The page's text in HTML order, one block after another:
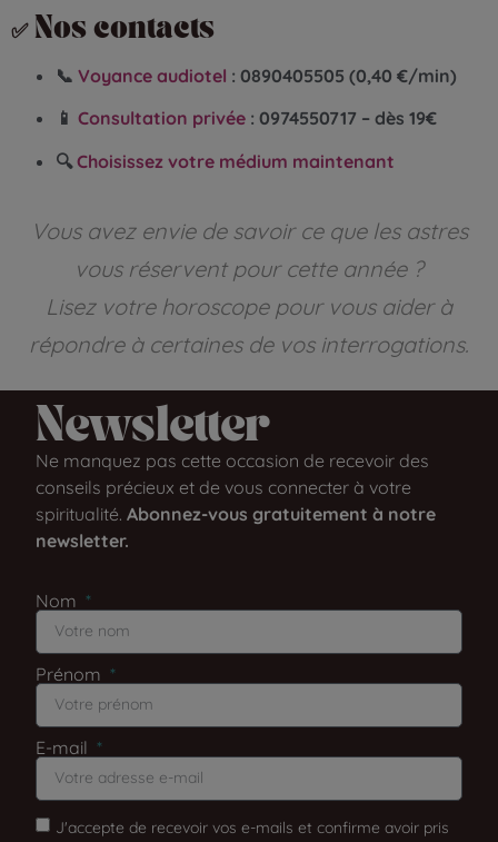
✅ Nos contacts
📞 Voyance audiotel : 0890405505 (0,40 €/min)
📱 Consultation privée : 0974550717 – dès 19€
🔍Choisissez votre médium maintenant
Vous avez envie de savoir ce que les astres
vous réservent pour cette année ?
Lisez votre horoscope pour vous aider à
répondre à certaines de vos interrogations.
Newsletter​
Ne manquez pas cette occasion de recevoir des
conseils précieux et de vous connecter à votre
spiritualité.Abonnez-vous gratuitement à notre
newsletter.
Nom
Prénom
E-mail
J'accepte de recevoir vos e-mails et confirme avoir pris